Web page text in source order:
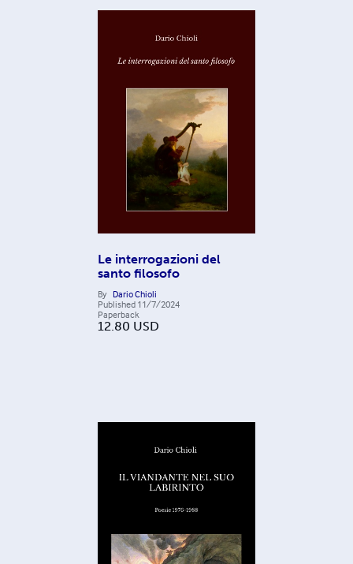
Le interrogazioni del
santo filosofo
By Dario Chioli
Published 11/7/2024
Paperback
12.80 USD